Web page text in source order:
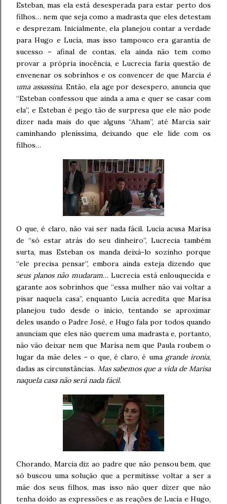
Esteban, mas ela está desesperada para estar perto dos
filhos… nem que seja como a madrasta que eles detestam
e desprezam. Inicialmente, ela planejou contar a verdade
para Hugo e Lucía, mas isso tampouco era garantia de
sucesso – afinal de contas, ela ainda não tem como
provar a própria inocência, e Lucrecia faria questão de
envenenar os sobrinhos e os convencer de que Marcia é
uma assassina. Então, ela age por desespero, anuncia que
“Esteban confessou que ainda a ama e quer se casar com
ela”, e Esteban é pego tão de surpresa que ele não pode
dizer nada mais do que alguns “Aham”, até Marcia sair
caminhando pleníssima, deixando que ele lide com os
filhos…
O que, é claro, não vai ser nada fácil. Lucía acusa Marisa
de “só estar atrás do seu dinheiro”, Lucrecia também
surta, mas Esteban os manda deixá-lo sozinho porque
“ele precisa pensar”, embora ainda esteja dizendo que
seus planos não mudaram… Lucrecia está enlouquecida e
garante aos sobrinhos que “essa mulher não vai voltar a
pisar naquela casa”, enquanto Lucía acredita que Marisa
planejou tudo desde o início, tentando se aproximar
deles usando o Padre José, e Hugo fala por todos quando
anunciam que eles não querem uma madrasta e, portanto,
não vão deixar nem que Marisa nem que Paula roubem o
lugar da mãe deles – o que, é claro, é uma grande ironia,
dadas as circunstâncias. Mas sabemos que a vida de Marisa
naquela casa não será nada fácil.
Chorando, Marcia diz ao padre que não pensou bem, que
só buscou uma solução que a permitisse voltar a ser a
mãe dos seus filhos, mas isso não quer dizer que não
tenha doído as expressões e as reações de Lucía e Hugo,